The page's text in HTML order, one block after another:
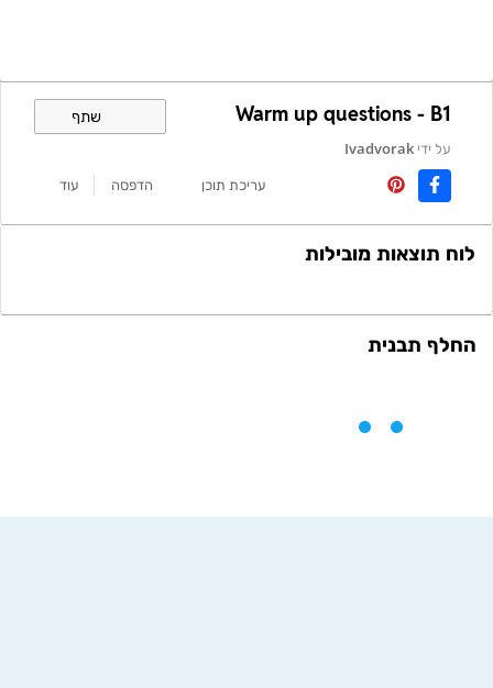
Warm up questions - B1 שתף
על ידי Ivadvorak
עריכת תוכן
הדפסה עוד
לוח תוצאות מובילות
החלף תבנית